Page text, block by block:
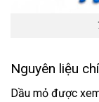
Nguyên liệu
Dầu mỏ được